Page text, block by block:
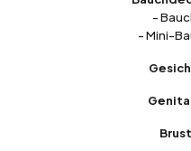
-
- Mini-